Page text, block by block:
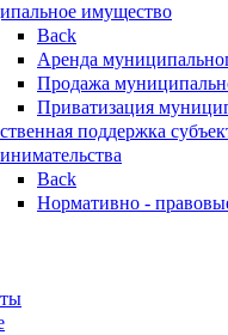
имущество
Back
Аренда
Продажа
Приватизация
поддержка
Back
Нормативно -